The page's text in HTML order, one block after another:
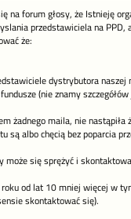
na forum głosy, że Istnieję
przedstawiciela na
że:
dystrybutora
(nie znamy
żadnego maila, nie
albo chęcią bez poparcia
może się sprężyć i
od lat 10 mniej więcej w
skontaktować się).